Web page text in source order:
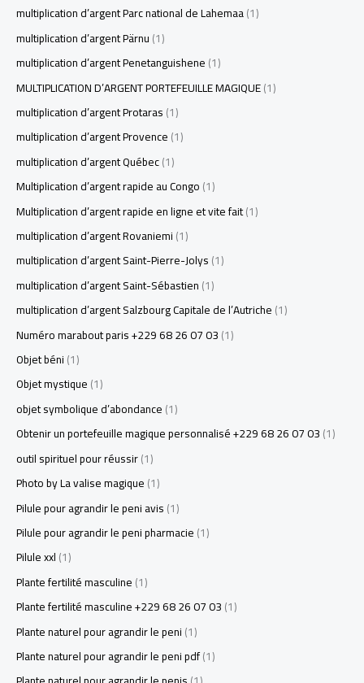
multiplication d’argent Parc national de Lahemaa(1)
multiplication d’argent Pärnu(1)
multiplication d’argent Penetanguishene(1)
MULTIPLICATION D’ARGENT PORTEFEUILLE MAGIQUE(1)
multiplication d’argent Protaras(1)
multiplication d’argent Provence(1)
multiplication d’argent Québec(1)
Multiplication d’argent rapide au Congo(1)
Multiplication d’argent rapide en ligne et vite fait(1)
multiplication d’argent Rovaniemi(1)
multiplication d’argent Saint-Pierre-Jolys(1)
multiplication d’argent Saint-Sébastien(1)
multiplication d’argent Salzbourg Capitale de l’Autriche(1)
Numéro marabout paris +229 68 26 07 03(1)
Objet béni(1)
Objet mystique(1)
objet symbolique d’abondance(1)
Obtenir un portefeuille magique personnalisé +229 68 26 07 03(1)
outil spirituel pour réussir(1)
Photo by La valise magique(1)
Pilule pour agrandir le peni avis(1)
Pilule pour agrandir le peni pharmacie(1)
Pilule xxl(1)
Plante fertilité masculine(1)
Plante fertilité masculine +229 68 26 07 03(1)
Plante naturel pour agrandir le peni(1)
Plante naturel pour agrandir le peni pdf(1)